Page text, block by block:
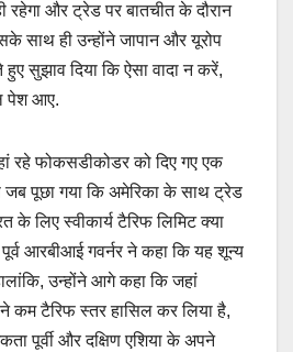
रहेगा और ट्रेड पर बातचीत के दौरान
साथ ही उन्होंने जापान और यूरोप
सुझाव दिया कि ऐसा वादा न करें,
पेश आए.
रहे फोकसडीकोडर को दिए गए एक
जब पूछा गया कि अमेरिका के साथ ट्रेड
के लिए स्वीकार्य टैरिफ लिमिट क्या
आरबीआई गवर्नर ने कहा कि यह शून्य
उन्होंने आगे कहा कि जहां
कम टैरिफ स्तर हासिल कर लिया है,
पूर्वी और दक्षिण एशिया के अपने